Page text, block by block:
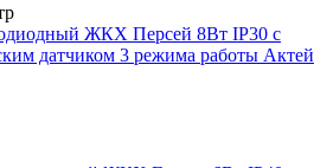
ЖКХ Персей 8Вт IP30 с
датчиком 3 режима работы Актей